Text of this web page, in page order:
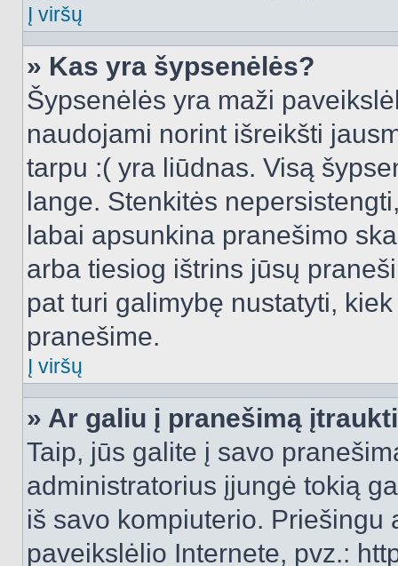
Į viršų
» Kas yra šypsenėlės?
Šypsenėlės yra maži
naudojami norint išreikšti
tarpu :( yra liūdnas. Visą
lange. Stenkitės
labai apsunkina pranešimo
arba tiesiog ištrins jūsų
pat turi galimybę nustatyti,
pranešime.
Į viršų
» Ar galiu į pranešimą
Taip, jūs galite į savo
administratorius įjungė tokią
iš savo kompiuterio.
paveikslėlio Internete, pvz.: